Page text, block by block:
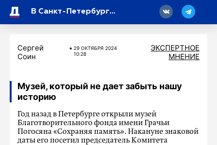
В Санкт-Петербургском гуманитарном университете профсоюзов прошла 33-я торжественная линейка, посвященная Дню знаний
Сергей
Соин
29 ОКТЯБРЯ 2024
10:28
ЭКСПЕРТНОЕ
МНЕНИЕ
Музей, который не дает забыть нашу
историю
Год назад в Петербурге открыли музей
Благотворительного фонда имени Грачьи
Погосяна «Сохраняя память». Накануне знаковой
даты его посетил председатель Комитета